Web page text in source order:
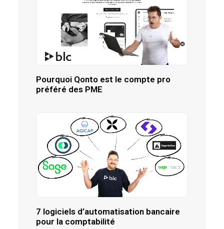
Pourquoi Qonto est le compte pro
préféré des PME
7 logiciels d’automatisation bancaire
pour la comptabilité